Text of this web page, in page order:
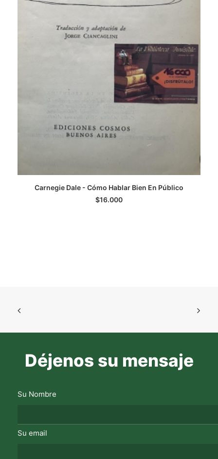
Carnegie Dale - Cómo Hablar Bien En Público
$16.000
Déjenos su mensaje
Su Nombre
Su email